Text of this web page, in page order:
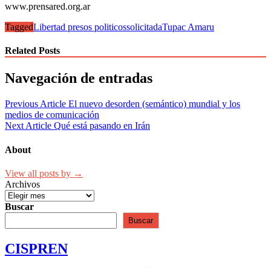
www.prensared.org.ar
TaggedLibertad presos politicossolicitadaTupac Amaru
Related Posts
Navegación de entradas
Previous Article El nuevo desorden (semántico) mundial y los
medios de comunicación
Next Article Qué está pasando en Irán
About
View all posts by →
Archivos
Buscar
Buscar
CISPREN